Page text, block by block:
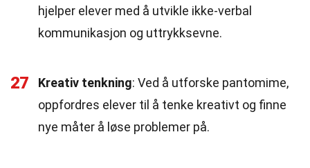
hjelper elever med å utvikle ikke-verbal
kommunikasjon og uttrykksevne.
27 Kreativ tenkning: Ved å utforske pantomime,
oppfordres elever til å tenke kreativt og finne
nye måter å løse problemer på.